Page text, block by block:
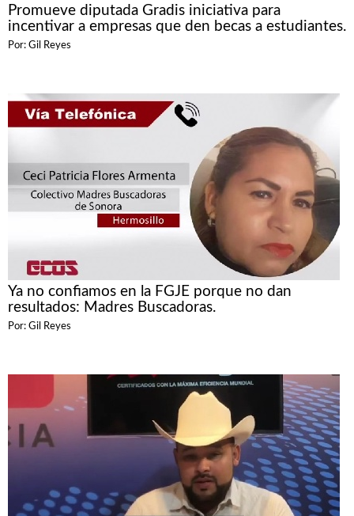
Promueve diputada Gradis iniciativa para
incentivar a empresas que den becas a estudiantes.
Por: Gil Reyes
Ya no confiamos en la FGJE porque no dan
resultados: Madres Buscadoras.
Por: Gil Reyes